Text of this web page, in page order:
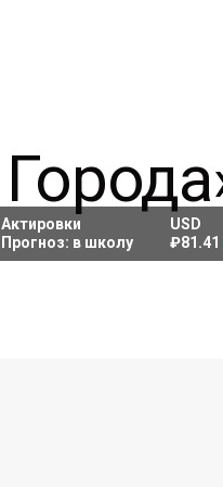
Актировки
Прогноз: в школу
USD
₽81.41